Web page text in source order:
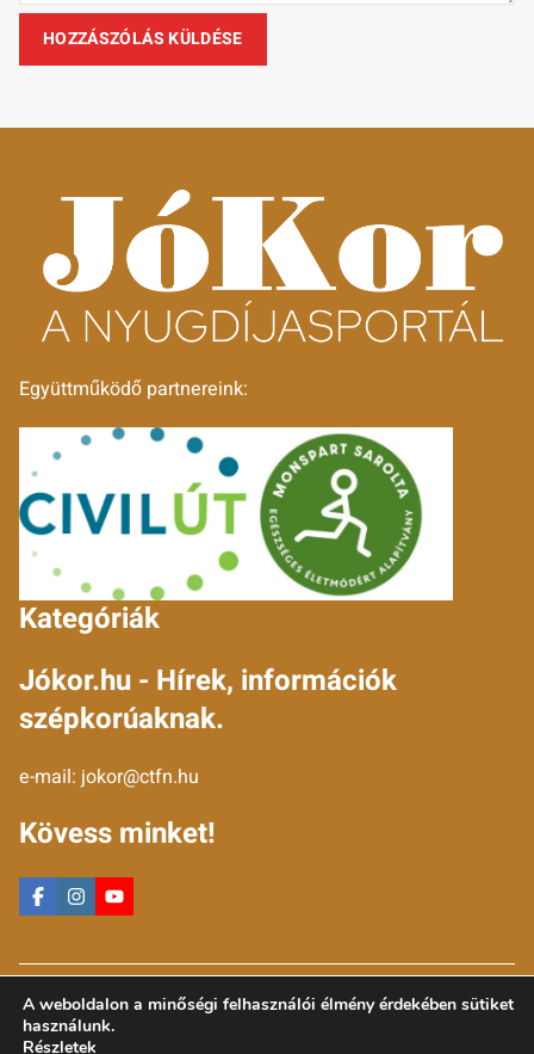
Együttműködő partnereink:
Kategóriák
Jókor.hu - Hírek, információk
szépkorúaknak.
e-mail: jokor@ctfn.hu
Kövess minket!
Copyright © 2024 jokor.hu. Minden jog fenntartva.
A weboldalon a minőségi felhasználói élmény érdekében sütiket
használunk.
Részletek